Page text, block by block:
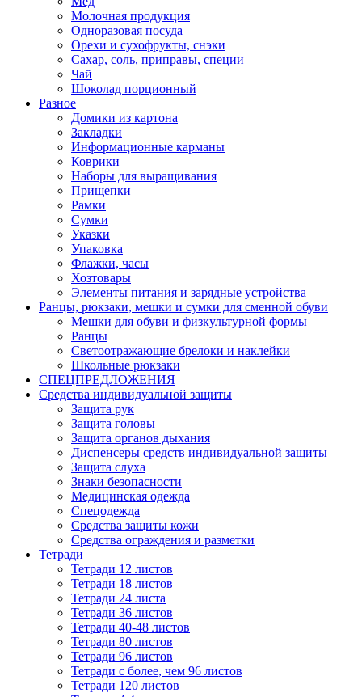
Молочная продукция
Одноразовая посуда
Орехи и сухофрукты, снэки
Сахар, соль, приправы, специи
Чай
Шоколад порционный
Разное
Домики из картона
Закладки
Информационные карманы
Коврики
Наборы для выращивания
Прищепки
Рамки
Сумки
Указки
Упаковка
Флажки, часы
Хозтовары
Элементы питания и зарядные устройства
Ранцы, рюкзаки, мешки и сумки для сменной обуви
Мешки для обуви и физкультурной формы
Ранцы
Светоотражающие брелоки и наклейки
Школьные рюкзаки
СПЕЦПРЕДЛОЖЕНИЯ
Средства индивидуальной защиты
Защита рук
Защита головы
Защита органов дыхания
Диспенсеры средств индивидуальной защиты
Защита слуха
Знаки безопасности
Медицинская одежда
Спецодежда
Средства защиты кожи
Средства ограждения и разметки
Тетради
Тетради 12 листов
Тетради 18 листов
Тетради 24 листа
Тетради 36 листов
Тетради 40-48 листов
Тетради 80 листов
Тетради 96 листов
Тетради с более, чем 96 листов
Тетради 120 листов